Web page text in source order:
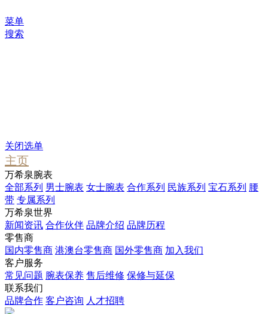
菜单
搜索
关闭选单
主页
万希泉腕表
全部系列 男士腕表 女士腕表 合作系列 民族系列 宝石系列 腰
带 专属系列
万希泉世界
新闻资讯 合作伙伴 品牌介绍 品牌历程
零售商
国内零售商 港澳台零售商 国外零售商 加入我们
客户服务
常见问题 腕表保养 售后维修 保修与延保
联系我们
品牌合作 客户咨询 人才招聘